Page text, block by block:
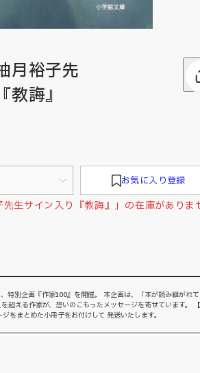
月裕子先
教誨』
お気に入り登録
先生サイン入り『教誨』」の在庫がありま
特別企画『作家100』を開催。 本企画は、「本が読み継がれ
超える作家が、想いのこもったメッセージを寄せています。
をまとめた小冊子をお付けして 発送いたします。